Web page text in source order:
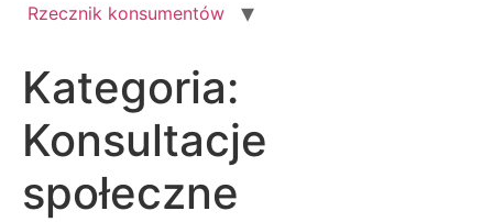
Rzecznik konsumentów
Kategoria:
Konsultacje
społeczne